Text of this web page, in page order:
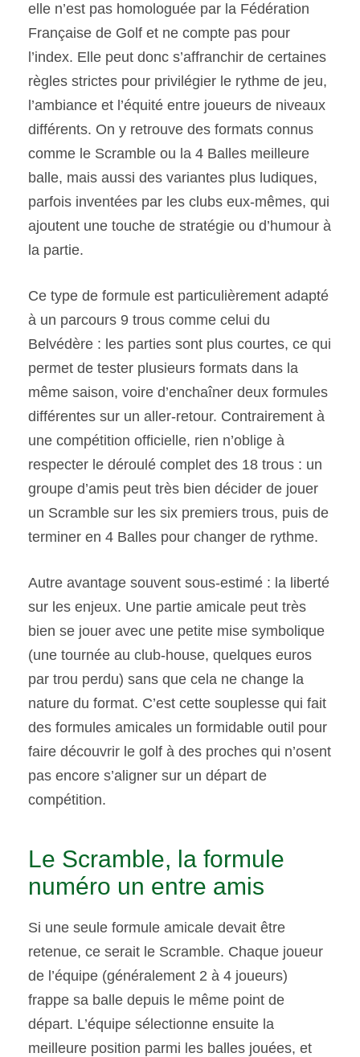
elle n’est pas homologuée par la Fédération
Française de Golf et ne compte pas pour
l’index. Elle peut donc s’affranchir de certaines
règles strictes pour privilégier le rythme de jeu,
l’ambiance et l’équité entre joueurs de niveaux
différents. On y retrouve des formats connus
comme le Scramble ou la 4 Balles meilleure
balle, mais aussi des variantes plus ludiques,
parfois inventées par les clubs eux-mêmes, qui
ajoutent une touche de stratégie ou d’humour à
la partie.
Ce type de formule est particulièrement adapté
à un parcours 9 trous comme celui du
Belvédère : les parties sont plus courtes, ce qui
permet de tester plusieurs formats dans la
même saison, voire d’enchaîner deux formules
différentes sur un aller-retour. Contrairement à
une compétition officielle, rien n’oblige à
respecter le déroulé complet des 18 trous : un
groupe d’amis peut très bien décider de jouer
un Scramble sur les six premiers trous, puis de
terminer en 4 Balles pour changer de rythme.
Autre avantage souvent sous-estimé : la liberté
sur les enjeux. Une partie amicale peut très
bien se jouer avec une petite mise symbolique
(une tournée au club-house, quelques euros
par trou perdu) sans que cela ne change la
nature du format. C’est cette souplesse qui fait
des formules amicales un formidable outil pour
faire découvrir le golf à des proches qui n’osent
pas encore s’aligner sur un départ de
compétition.
Le Scramble, la formule
numéro un entre amis
Si une seule formule amicale devait être
retenue, ce serait le Scramble. Chaque joueur
de l’équipe (généralement 2 à 4 joueurs)
frappe sa balle depuis le même point de
départ. L’équipe sélectionne ensuite la
meilleure position parmi les balles jouées, et